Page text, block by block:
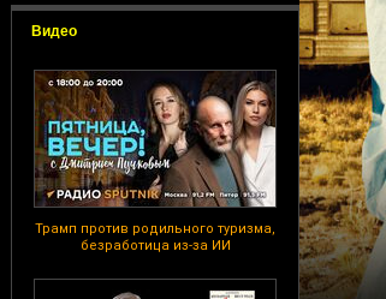
Видео
Трамп против родильного туризма,
безработица из-за ИИ